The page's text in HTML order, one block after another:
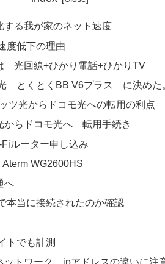
する我が家のネット速度
度低下の理由
光回線+ひかり電話+ひかりTV
とくとくBB V6プラス に決めた
ツ光からドコモ光への転用の利点
からドコモ光へ 転用手続き
ルーター申し込み
Aterm WG2600HS
へ
本当に接続されたのか確認
トでも計測
ットワーク ipアドレスの違いに注